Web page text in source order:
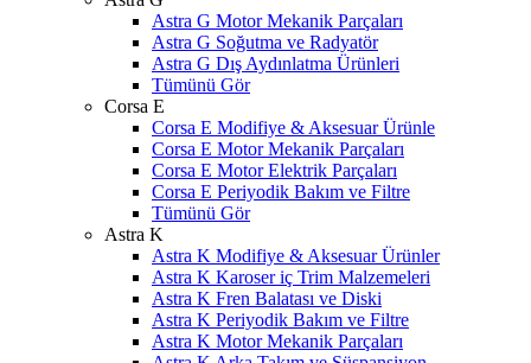
Astra G Motor Mekanik Parçaları
Astra G Soğutma ve Radyatör
Astra G Dış Aydınlatma Ürünleri
Tümünü Gör
Corsa E
Corsa E Modifiye & Aksesuar Ürünle
Corsa E Motor Mekanik Parçaları
Corsa E Motor Elektrik Parçaları
Corsa E Periyodik Bakım ve Filtre
Tümünü Gör
Astra K
Astra K Modifiye & Aksesuar Ürünler
Astra K Karoser iç Trim Malzemeleri
Astra K Fren Balatası ve Diski
Astra K Periyodik Bakım ve Filtre
Astra K Motor Mekanik Parçaları